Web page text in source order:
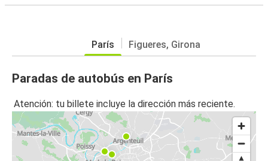
París Figueres, Girona
Paradas de autobús en París
Atención: tu billete incluye la dirección más reciente.